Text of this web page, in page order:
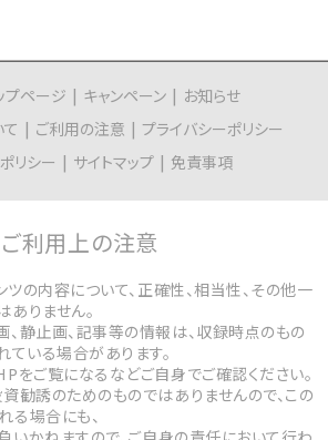
プページ キャンペーン
お知らせ
ご利用の注意
プライバシーポリシー
リシー
サイトマップ 免責事項
ご利用上の注意
の内容について、正確性、相当性、その他一
ありません。
、静止画、記事等の情報は、収録時点のもの
ている場合があります。
をご覧になるなどご自身でご確認ください。
勧誘のためのものではありませんので、この
る場合にも、